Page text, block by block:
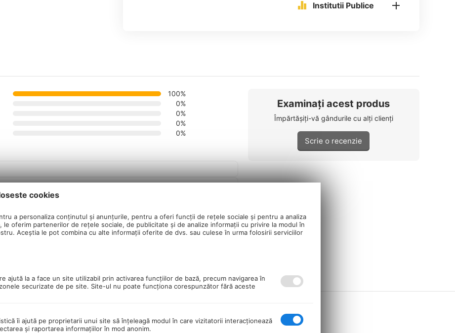
Institutii Publice
100%
0%
0%
0%
0%
cele de 35cm. Sunt scurte, nu te plictisesti insuruband si
material de calitate, fluturasii au in capat cauciuc pentru protectia
duc cateva sute in caz ca cineva ar avea nevoie de atat.
0 0
Examinați acest produs
Împărtășiți-vă gândurile cu alți clienți
Scrie o recenzie
cookies
a personaliza conținutul și anunțurile, pentru a oferi funcții de rețele sociale și pentru a analiza
le oferim partenerilor de rețele sociale, de publicitate și de analize informații cu privire la modul în
Aceștia le pot combina cu alte informații oferite de dvs. sau culese în urma folosirii serviciilor
ajută la a face un site utilizabil prin activarea funcţiilor de bază, precum navigarea în
securizate de pe site. Site-ul nu poate funcţiona corespunzător fără aceste
îi ajută pe proprietarii unui site să înţeleagă modul în care vizitatorii interacţionează
şi raportarea informaţiilor în mod anonim.